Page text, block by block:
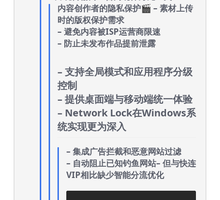
内容创作者的隐私保护🎬 – 素材上传
时的版权保护需求
– 避免内容被ISP运营商限速
– 防止未发布作品提前泄露
– 支持全局模式和应用程序分级
控制
– 提供桌面端与移动端统一体验
– Network Lock在Windows系
统实现更为深入
– 集成广告拦截和恶意网站过滤
– 自动阻止已知钓鱼网站– 但与快连
VIP相比缺少智能分流优化